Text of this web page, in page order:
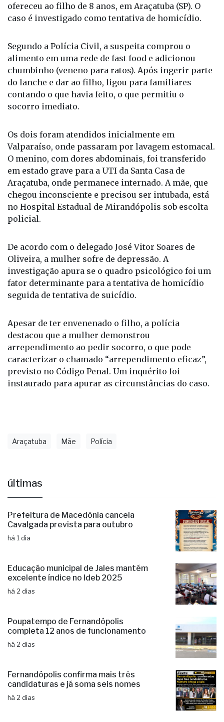
ofereceu ao filho de 8 anos, em Araçatuba (SP). O
caso é investigado como tentativa de homicídio.
Segundo a Polícia Civil, a suspeita comprou o
alimento em uma rede de fast food e adicionou
chumbinho (veneno para ratos). Após ingerir parte
do lanche e dar ao filho, ligou para familiares
contando o que havia feito, o que permitiu o
socorro imediato.
Os dois foram atendidos inicialmente em
Valparaíso, onde passaram por lavagem estomacal.
O menino, com dores abdominais, foi transferido
em estado grave para a UTI da Santa Casa de
Araçatuba, onde permanece internado. A mãe, que
chegou inconsciente e precisou ser intubada, está
no Hospital Estadual de Mirandópolis sob escolta
policial.
De acordo com o delegado José Vitor Soares de
Oliveira, a mulher sofre de depressão. A
investigação apura se o quadro psicológico foi um
fator determinante para a tentativa de homicídio
seguida de tentativa de suicídio.
Apesar de ter envenenado o filho, a polícia
destacou que a mulher demonstrou
arrependimento ao pedir socorro, o que pode
caracterizar o chamado “arrependimento eficaz”,
previsto no Código Penal. Um inquérito foi
instaurado para apurar as circunstâncias do caso.
Araçatuba Mãe Polícia
últimas
Prefeitura de Macedônia cancela
Cavalgada prevista para outubro
há 1 dia
Educação municipal de Jales mantém
excelente índice no Ideb 2025
há 2 dias
Poupatempo de Fernandópolis
completa 12 anos de funcionamento
há 2 dias
Fernandópolis confirma mais três
candidaturas e já soma seis nomes
há 2 dias